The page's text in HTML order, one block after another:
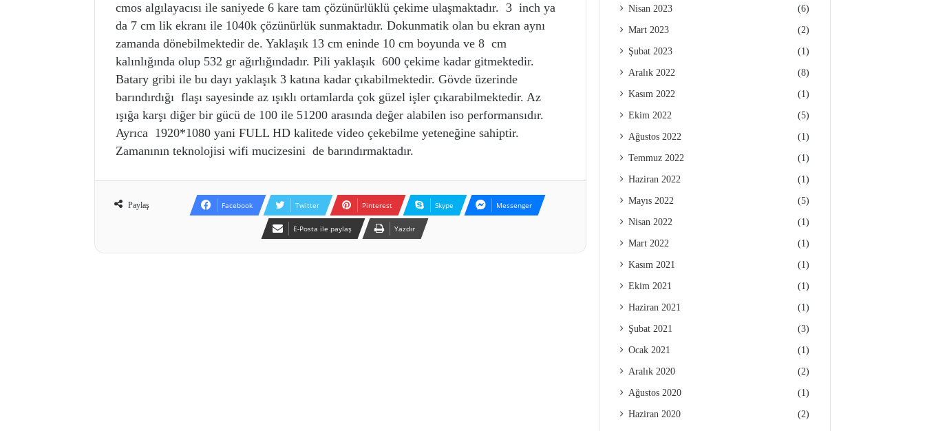
cmos algılayacısı ile saniyede 6 kare tam çözünürlüklü çekime ulaşmaktadır. 3 inch ya
da 7 cm lik ekranı ile 1040k çözünürlük sunmaktadır. Dokunmatik olan bu ekran aynı
zamanda dönebilmektedir de. Yaklaşık 13 cm eninde 10 cm boyunda ve 8 cm
kalınlığında olup 532 gr ağırlığındadır. Pili yaklaşık 600 çekime kadar gitmektedir.
Batary gribi ile bu dayı yaklaşık 3 katına kadar çıkabilmektedir. Gövde üzerinde
barındırdığı flaşı sayesinde az ışıklı ortamlarda çok güzel işler çıkarabilmektedir. Az
ışığa karşı diğer bir gücü de 100 ile 51200 arasında değer alabilen iso performansıdır.
Ayrıca 1920*1080 yani FULL HD kalitede video çekebilme yeteneğine sahiptir.
Zamanının teknolojisi wifi mucizesini de barındırmaktadır.
Paylaş Facebook Twitter Pinterest Skype Messenger
E-Posta ile paylaş Yazdır
Nisan 2023 (6)
Mart 2023 (2)
Şubat 2023 (1)
Aralık 2022 (8)
Kasım 2022 (1)
Ekim 2022 (5)
Ağustos 2022 (1)
Temmuz 2022 (1)
Haziran 2022 (1)
Mayıs 2022 (5)
Nisan 2022 (1)
Mart 2022 (1)
Kasım 2021 (1)
Ekim 2021 (1)
Haziran 2021 (1)
Şubat 2021 (3)
Ocak 2021 (1)
Aralık 2020 (2)
Ağustos 2020 (1)
Haziran 2020 (2)